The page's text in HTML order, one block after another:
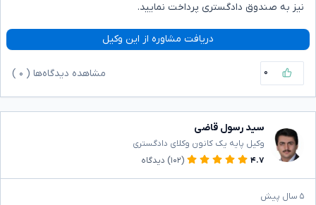
نیز به صندوق دادگستری پرداخت نمایید.
دریافت مشاوره از این وکیل
۰ مشاهده دیدگاه‌ها ( ۰
سید رسول قاضی
وکیل پایه یک کانون وکلای دادگستری
۴.۷
(۱۰۲) دیدگاه
۵ سال پیش